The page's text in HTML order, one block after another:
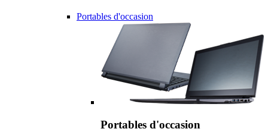
Portables d'occasion
Portables d'occasion